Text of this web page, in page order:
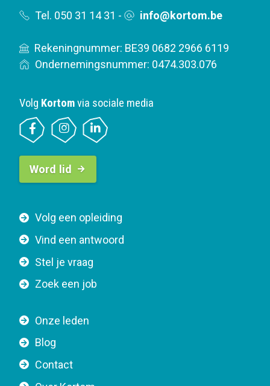
Tel. 050 31 14 31 - info@kortom.be
Rekeningnummer: BE39 0682 2966 6119
Ondernemingsnummer: 0474.303.076
F
o
t
e
a
v
i
Volg een opleiding
Vind een antwoord
Stel je vraag
Zoek een job
Onze leden
Blog
Contact
Volg Kortomvia sociale media
B
t
o
n
a
v
g
t
i
o
Word lid